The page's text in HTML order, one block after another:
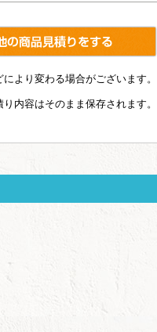
より変わる場合がございます。
内容はそのまま保存されます。